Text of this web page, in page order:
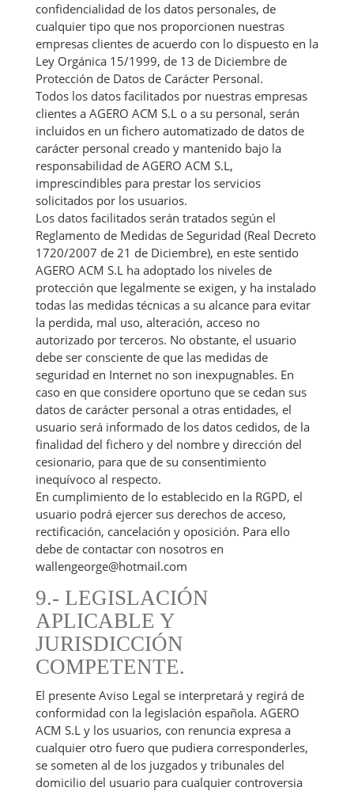
confidencialidad de los datos personales, de
cualquier tipo que nos proporcionen nuestras
empresas clientes de acuerdo con lo dispuesto en la
Ley Orgánica 15/1999, de 13 de Diciembre de
Protección de Datos de Carácter Personal.
Todos los datos facilitados por nuestras empresas
clientes a AGERO ACM S.L o a su personal, serán
incluidos en un fichero automatizado de datos de
carácter personal creado y mantenido bajo la
responsabilidad de AGERO ACM S.L,
imprescindibles para prestar los servicios
solicitados por los usuarios.
Los datos facilitados serán tratados según el
Reglamento de Medidas de Seguridad (Real Decreto
1720/2007 de 21 de Diciembre), en este sentido
AGERO ACM S.L ha adoptado los niveles de
protección que legalmente se exigen, y ha instalado
todas las medidas técnicas a su alcance para evitar
la perdida, mal uso, alteración, acceso no
autorizado por terceros. No obstante, el usuario
debe ser consciente de que las medidas de
seguridad en Internet no son inexpugnables. En
caso en que considere oportuno que se cedan sus
datos de carácter personal a otras entidades, el
usuario será informado de los datos cedidos, de la
finalidad del fichero y del nombre y dirección del
cesionario, para que de su consentimiento
inequívoco al respecto.
En cumplimiento de lo establecido en la RGPD, el
usuario podrá ejercer sus derechos de acceso,
rectificación, cancelación y oposición. Para ello
debe de contactar con nosotros en
wallengeorge@hotmail.com
9.- LEGISLACIÓN
APLICABLE Y
JURISDICCIÓN
COMPETENTE.
El presente Aviso Legal se interpretará y regirá de
conformidad con la legislación española. AGERO
ACM S.L y los usuarios, con renuncia expresa a
cualquier otro fuero que pudiera corresponderles,
se someten al de los juzgados y tribunales del
domicilio del usuario para cualquier controversia